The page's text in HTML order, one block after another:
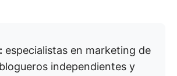
especialistas en marketing de
independientes y